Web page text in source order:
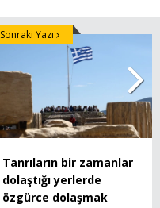
Tanrıların bir zamanlar
dolaştığı yerlerde
özgürce dolaşmak
Sonraki Yazı